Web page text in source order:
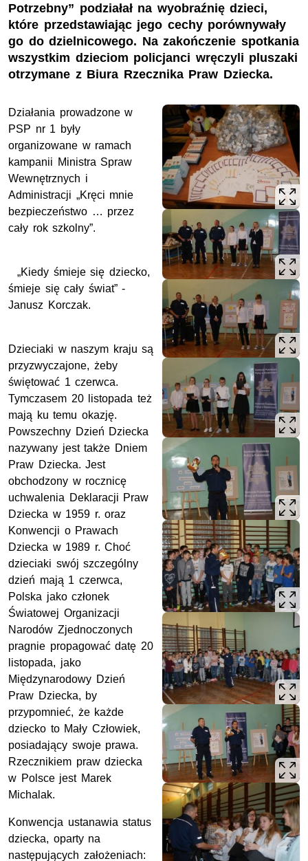
Potrzebny” podziałał na wyobraźnię dzieci,
które przedstawiając jego cechy porównywały
go do dzielnicowego. Na zakończenie spotkania
wszystkim dzieciom policjanci wręczyli pluszaki
otrzymane z Biura Rzecznika Praw Dziecka.
Działania prowadzone w
PSP nr 1 były
organizowane w ramach
kampanii Ministra Spraw
Wewnętrznych i
Administracji „Kręci mnie
bezpieczeństwo … przez
cały rok szkolny”.
„Kiedy śmieje się dziecko,
śmieje się cały świat” -
Janusz Korczak.
Dzieciaki w naszym kraju są
przyzwyczajone, żeby
świętować 1 czerwca.
Tymczasem 20 listopada też
mają ku temu okazję.
Powszechny Dzień Dziecka
nazywany jest także Dniem
Praw Dziecka. Jest
obchodzony w rocznicę
uchwalenia Deklaracji Praw
Dziecka w 1959 r. oraz
Konwencji o Prawach
Dziecka w 1989 r. Choć
dzieciaki swój szczególny
dzień mają 1 czerwca,
Polska jako członek
Światowej Organizacji
Narodów Zjednoczonych
pragnie propagować datę 20
listopada, jako
Międzynarodowy Dzień
Praw Dziecka, by
przypomnieć, że każde
dziecko to Mały Człowiek,
posiadający swoje prawa.
Rzecznikiem praw dziecka
w Polsce jest Marek
Michalak.
Konwencja ustanawia status
dziecka, oparty na
następujących założeniach: